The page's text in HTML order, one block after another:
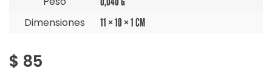
Dimensiones 11 × 10 × 1 CM
$ 85